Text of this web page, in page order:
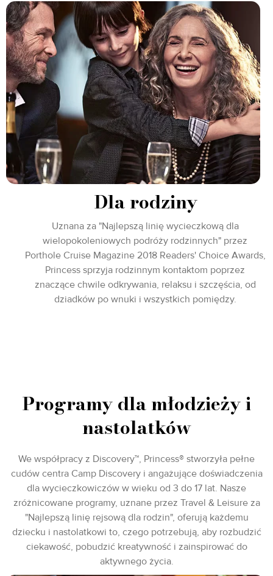
Dla rodziny
Uznana za "Najlepszą linię wycieczkową dla
wielopokoleniowych podróży rodzinnych" przez
Porthole Cruise Magazine 2018 Readers' Choice Awards,
Princess sprzyja rodzinnym kontaktom poprzez
znaczące chwile odkrywania, relaksu i szczęścia, od
dziadków po wnuki i wszystkich pomiędzy.
Programy dla młodzieży i
nastolatków
We współpracy z Discovery™, Princess® stworzyła pełne
cudów centra Camp Discovery i angażujące doświadczenia
dla wycieczkowiczów w wieku od 3 do 17 lat. Nasze
zróżnicowane programy, uznane przez Travel & Leisure za
"Najlepszą linię rejsową dla rodzin", oferują każdemu
dziecku i nastolatkowi to, czego potrzebują, aby rozbudzić
ciekawość, pobudzić kreatywność i zainspirować do
aktywnego życia.